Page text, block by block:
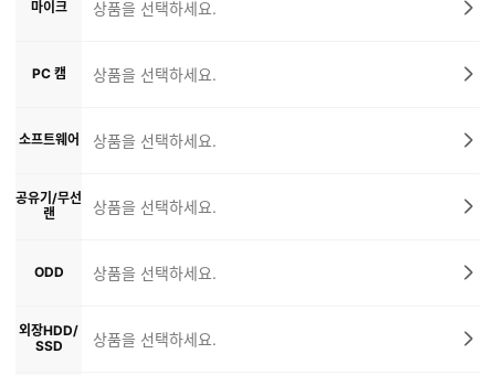
마이크 상품을 선택하세요.
PC 캠 상품을 선택하세요.
소프트웨어 상품을 선택하세요.
공유기/무선
랜
상품을 선택하세요.
ODD 상품을 선택하세요.
외장HDD/
SSD
상품을 선택하세요.